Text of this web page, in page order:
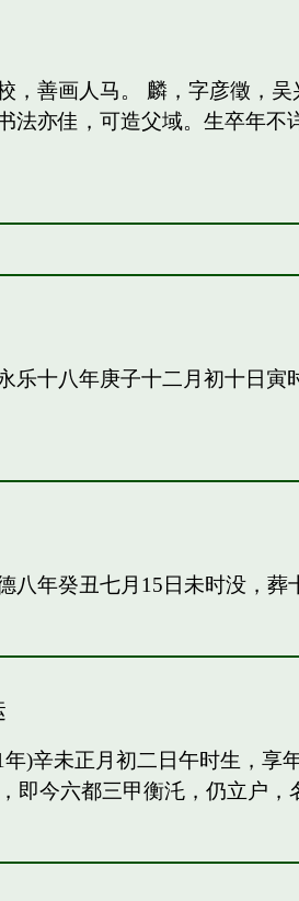
善画人马。 麟，字彦徵，
亦佳，可造父域。生卒年
乐十八年庚子十二月初十日
年癸丑七月15日未时没，葬
)辛未正月初二日午时生，
今六都三甲衡汑，仍立户，